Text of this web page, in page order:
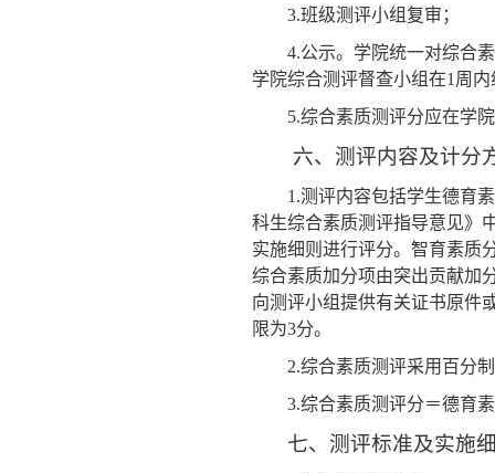
3.班级测评小组复审；
4.公示。学院统一对综合
学院综合测评督查小组在1 周
5.综合素质测评分应在学
六、测评内容及计分
1.测评内容包括学生德育
科生综合素质测评指导意见》
实施细则进行评分。智育素质
综合素质加分项由突出贡献加
向测评小组提供有关证书原件
限为3分。
2.综合素质测评采用百分
3.综合素质测评分＝德育
七、测评标准及实施